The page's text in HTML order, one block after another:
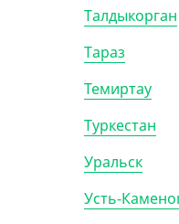
Талдыкорган
Тараз
Темиртау
Туркестан
Уральск
Усть-